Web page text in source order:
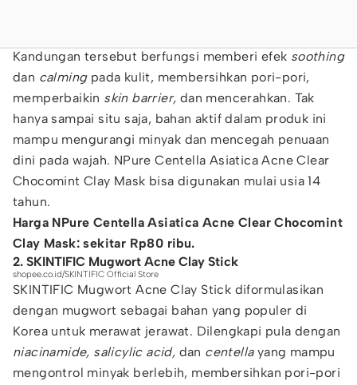
Kandungan tersebut berfungsi memberi efek soothing
dan calming pada kulit, membersihkan pori-pori,
memperbaikin skin barrier, dan mencerahkan. Tak
hanya sampai situ saja, bahan aktif dalam produk ini
mampu mengurangi minyak dan mencegah penuaan
dini pada wajah. NPure Centella Asiatica Acne Clear
Chocomint Clay Mask bisa digunakan mulai usia 14
tahun.
Harga NPure Centella Asiatica Acne Clear Chocomint
Clay Mask: sekitar Rp80 ribu.
2. SKINTIFIC Mugwort Acne Clay Stick
shopee.co.id/SKINTIFIC Official Store
SKINTIFIC Mugwort Acne Clay Stick diformulasikan
dengan mugwort sebagai bahan yang populer di
Korea untuk merawat jerawat. Dilengkapi pula dengan
niacinamide, salicylic acid, dan centella yang mampu
mengontrol minyak berlebih, membersihkan pori-pori